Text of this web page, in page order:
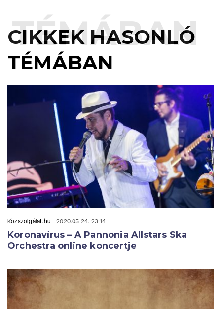
CIKKEK HASONLÓ
TÉMÁBAN
Közszolgálat.hu 2020.05.24. 23:14
Koronavírus – A Pannonia Allstars Ska
Orchestra online koncertje